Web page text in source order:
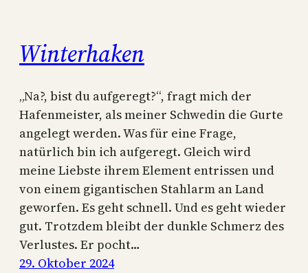
Winterhaken
„Na?, bist du aufgeregt?“, fragt mich der
Hafenmeister, als meiner Schwedin die Gurte
angelegt werden. Was für eine Frage,
natürlich bin ich aufgeregt. Gleich wird
meine Liebste ihrem Element entrissen und
von einem gigantischen Stahlarm an Land
geworfen. Es geht schnell. Und es geht wieder
gut. Trotzdem bleibt der dunkle Schmerz des
Verlustes. Er pocht…
29. Oktober 2024